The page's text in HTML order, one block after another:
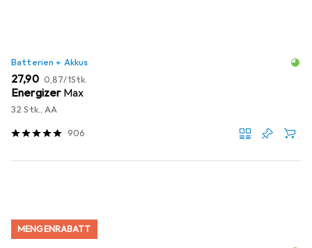
Batterien + Akkus
EUR
27,90 EUR
0,87/1Stk.
Energizer Max
32 Stk., AA
906
MENGENRABATT